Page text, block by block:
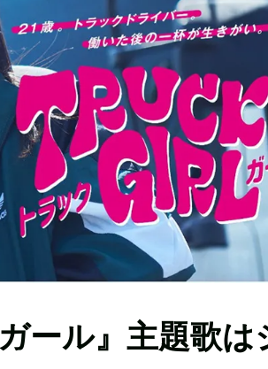
ール』主題歌は